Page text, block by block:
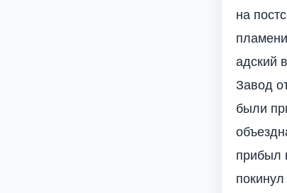
на
адский
Завод
были
прибыл